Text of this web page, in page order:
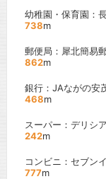
幼稚園・保育園：
738m
郵便局：犀北簡易
862m
銀行：JAながの安
468m
スーパー：デリシ
242m
コンビニ：セブン
777m